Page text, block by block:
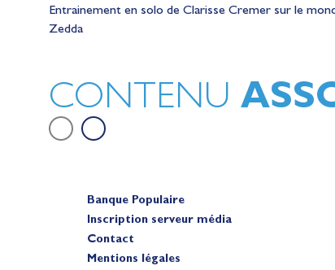
Entrainement en solo de Clarisse Cremer sur le
Zedda
CONTENU
sur le plan d'eau des Jeux
Banque Populaire
Inscription serveur média
Contact
Mentions légales